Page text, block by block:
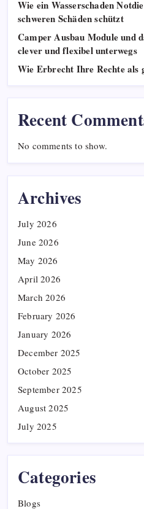
Wie ein Wasserschaden
schweren Schäden schützt
Camper Ausbau Module und
clever und flexibel unterwegs
Wie Erbrecht Ihre Rechte als
Recent
No comments to show.
Archives
July 2026
June 2026
May 2026
April 2026
March 2026
February 2026
January 2026
December 2025
October 2025
September 2025
August 2025
July 2025
Categories
Blogs